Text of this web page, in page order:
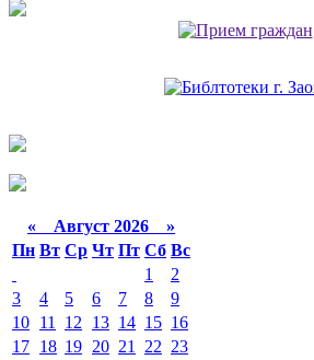
« Август 2026 »
Пн Вт Ср Чт Пт Сб Вс
1
2
3
4 5 6 7 8
9
10 11 12 13 14 15 16
17 18 19 20 21 22 23